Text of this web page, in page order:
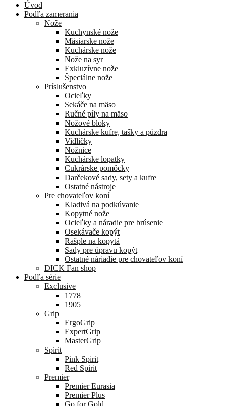
Úvod
Podľa zamerania
Nože
Kuchynské nože
Mäsiarske nože
Kuchárske nože
Nože na syr
Exkluzívne nože
Špeciálne nože
Príslušenstvo
Ocieľky
Sekáče na mäso
Ručné píly na mäso
Nožové bloky
Kuchárske kufre, tašky a púzdra
Vidličky
Nožnice
Kuchárske lopatky
Cukrárske pomôcky
Darčekové sady, sety a kufre
Ostatné nástroje
Pre chovateľov koní
Kladivá na podkúvanie
Kopytné nože
Ocieľky a náradie pre brúsenie
Osekávače kopýt
Rašple na kopytá
Sady pre úpravu kopýt
Ostatné náriadie pre chovateľov koní
DICK Fan shop
Podľa série
Exclusive
1778
1905
Grip
ErgoGrip
ExpertGrip
MasterGrip
Spirit
Pink Spirit
Red Spirit
Premier
Premier Eurasia
Premier Plus